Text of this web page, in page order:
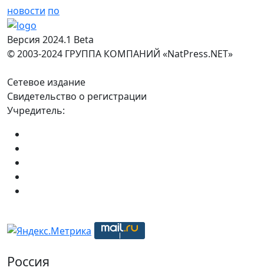
новости по
Версия 2024.1 Beta
© 2003-2024 ГРУППА КОМПАНИЙ «NatPress.NET»
Сетевое издание
Свидетельство о регистрации
Учредитель:
Россия